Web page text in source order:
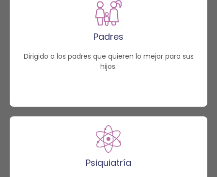
Padres
Dirigido a los padres que quieren lo mejor para sus
hijos.
Psiquiatría